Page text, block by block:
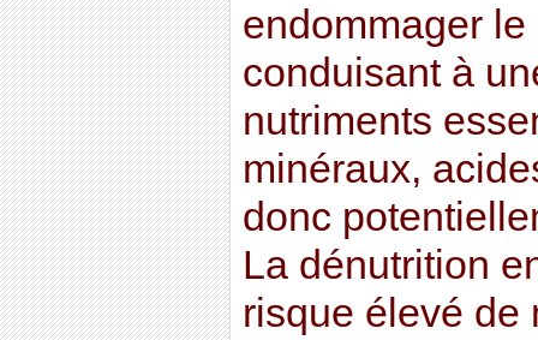
endommager
conduisant à
nutriments
minéraux,
donc
La dénutrition
risque élevé de